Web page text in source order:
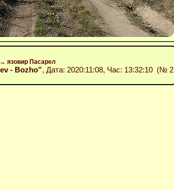
язовир Пасарел
- Bozho”, Дата: 2020:11:08, Час: 13:32:10 (№ 2